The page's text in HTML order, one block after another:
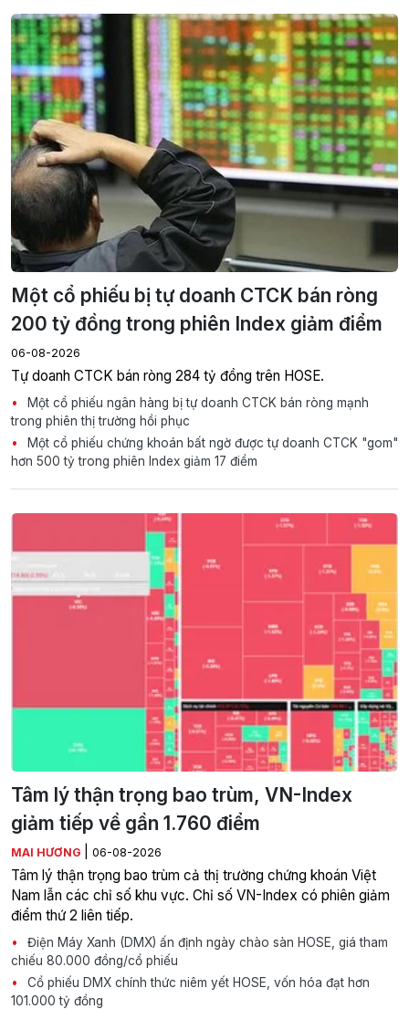
Một cổ phiếu bị tự doanh CTCK bán ròng
200 tỷ đồng trong phiên Index giảm điểm
06-08-2026
Tự doanh CTCK bán ròng 284 tỷ đồng trên HOSE.
Một cổ phiếu ngân hàng bị tự doanh CTCK bán ròng mạnh
trong phiên thị trường hồi phục
Một cổ phiếu chứng khoán bất ngờ được tự doanh CTCK "gom"
hơn 500 tỷ trong phiên Index giảm 17 điểm
Tâm lý thận trọng bao trùm, VN-Index
giảm tiếp về gần 1.760 điểm
MAI HƯƠNG 06-08-2026
Tâm lý thận trọng bao trùm cả thị trường chứng khoán Việt
Nam lẫn các chỉ số khu vực. Chỉ số VN-Index có phiên giảm
điểm thứ 2 liên tiếp.
Điện Máy Xanh (DMX) ấn định ngày chào sàn HOSE, giá tham
chiếu 80.000 đồng/cổ phiếu
Cổ phiếu DMX chính thức niêm yết HOSE, vốn hóa đạt hơn
101.000 tỷ đồng